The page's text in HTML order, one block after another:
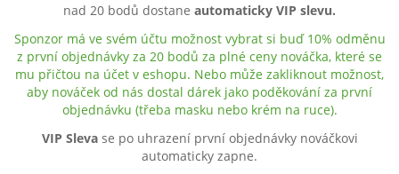
nad 20 bodů dostane automaticky VIP slevu.
Sponzor má ve svém účtu možnost vybrat si buď 10% odměnu
z první objednávky za 20 bodů za plné ceny nováčka, které se
mu přičtou na účet v eshopu. Nebo může zakliknout možnost,
aby nováček od nás dostal dárek jako poděkování za první
objednávku (třeba masku nebo krém na ruce).
VIP Slevase po uhrazení první objednávky nováčkovi
automaticky zapne.